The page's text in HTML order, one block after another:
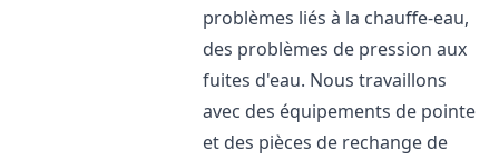
problèmes liés à la chauffe-eau,
des problèmes de pression aux
fuites d'eau. Nous travaillons
avec des équipements de pointe
et des pièces de rechange de